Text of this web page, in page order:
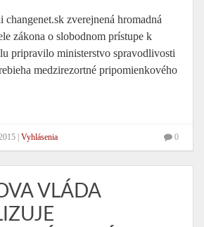
changenet.sk zverejnená hromadná
zákona o slobodnom prístupe k
pripravilo ministerstvo spravodlivosti
medzirezortné pripomienkového
Vyhlásenia 0
VLÁDA